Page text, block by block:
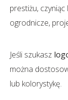
prestiżu,
ogrodnicze,
Jeśli szukasz
można
lub kolorystykę.